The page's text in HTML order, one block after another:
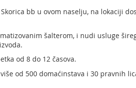
bb u ovom naselju, na lokaciji
šalterom, i nudi usluge
od 8 do 12 časova.
od 500 domaćinstava i 30 pravnih